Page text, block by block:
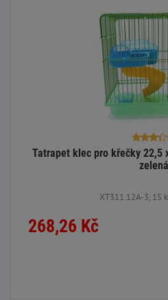
Tatrapet klec pro křečky 22,5
zelená
XT311.12A-3, 15
268,26 Kč